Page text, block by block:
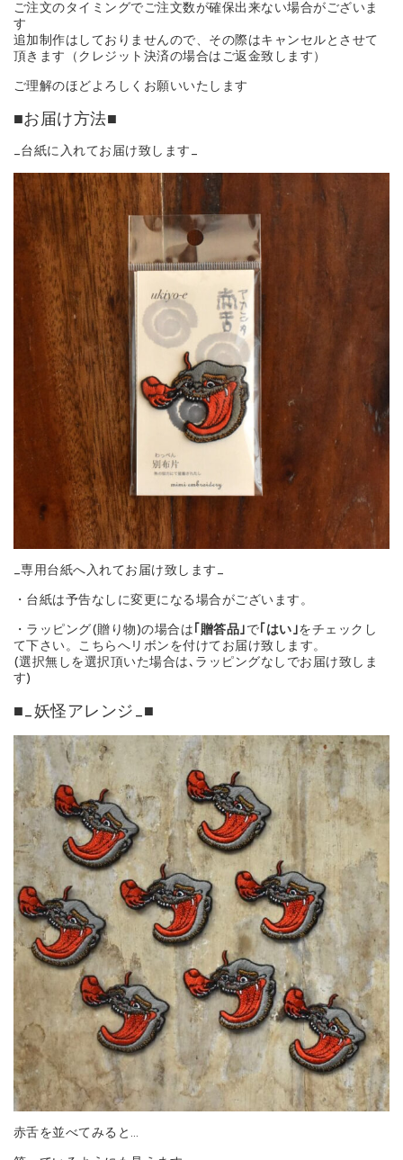
ご注文のタイミングでご注文数が確保出来ない場合がございま
す
追加制作はしておりませんので、その際はキャンセルとさせて
頂きます（クレジット決済の場合はご返金致します）
ご理解のほどよろしくお願いいたします
■お届け方法■
_台紙に入れてお届け致します_
_専用台紙へ入れてお届け致します_
・台紙は予告なしに変更になる場合がございます。
・ラッピング(贈り物)の場合は ｢贈答品｣ で｢はい｣をチェックし
て下さい。こちらへリボンを付けてお届け致します。
(選択無しを選択頂いた場合は､ラッピングなしでお届け致しま
す)
■_妖怪アレンジ_■
赤舌を並べてみると…